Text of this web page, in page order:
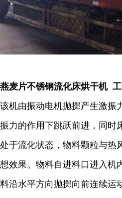
燕麦片不锈钢流化床烘干机
该机由振动电机抛掷产生激振
振力的作用下跳跃前进，同时
处于流化状态，物料颗粒与热
想效果。物料自进料口进入机
料沿水平方向抛掷向前连续运